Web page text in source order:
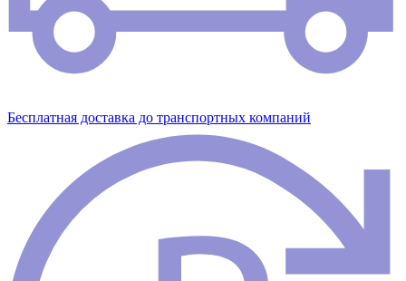
Бесплатная доставка до транспортных компаний